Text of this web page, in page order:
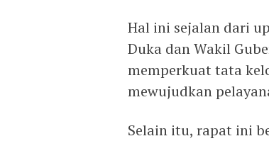
Hal ini sejalan dari
Duka dan Wakil
memperkuat tata
mewujudkan
Selain itu, rapat ini